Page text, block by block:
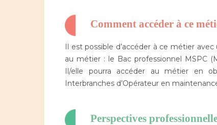
Comment accéder à ce
Il est possible d’accéder à ce métier
au métier : le Bac professionnel MSPC
Il/elle pourra accéder au métier en
Interbranches d’Opérateur en
Perspectives